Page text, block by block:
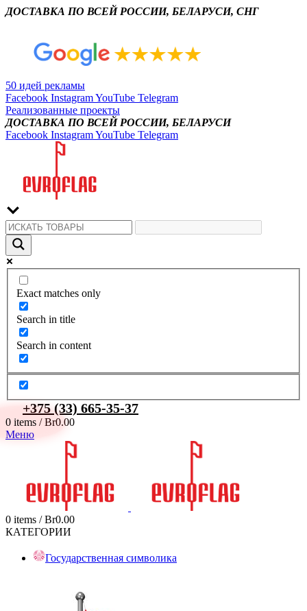
ДОСТАВКА ПО ВСЕЙ РОССИИ, БЕЛАРУСИ, СНГ
50 идей рекламы
Facebook InstagramYouTube Telegram
Реализованные проекты
ДОСТАВКА ПО ВСЕЙ РОССИИ, БЕЛАРУСИ
Facebook InstagramYouTube Telegram
Exact matches only
Search in title
Search in content
+375 (33) 665-35-37
0 items / Br0.00
Меню
0 items / Br0.00
КАТЕГОРИИ
Государственная символика